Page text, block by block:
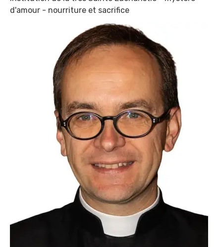
d'amour - nourriture et sacrifice